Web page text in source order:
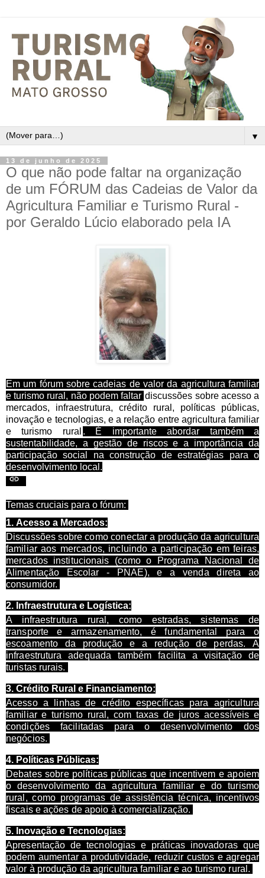
▼
13 de junho de 2025
O que não pode faltar na organização
de um FÓRUM das Cadeias de Valor da
Agricultura Familiar e Turismo Rural -
por Geraldo Lúcio elaborado pela IA
Em um fórum sobre cadeias de valor da agricultura familiar
e turismo rural, não podem faltar discussões sobre acesso a
mercados, infraestrutura, crédito rural, políticas públicas,
inovação e tecnologias, e a relação entre agricultura familiar
e turismo rural . É importante abordar também a
sustentabilidade, a gestão de riscos e a importância da
participação social na construção de estratégias para o
desenvolvimento local.
Temas cruciais para o fórum:
1. Acesso a Mercados:
Discussões sobre como conectar a produção da agricultura
familiar aos mercados, incluindo a participação em feiras,
mercados institucionais (como o Programa Nacional de
Alimentação Escolar - PNAE), e a venda direta ao
consumidor.
2. Infraestrutura e Logística:
A infraestrutura rural, como estradas, sistemas de
transporte e armazenamento, é fundamental para o
escoamento da produção e a redução de perdas. A
infraestrutura adequada também facilita a visitação de
turistas rurais.
3. Crédito Rural e Financiamento:
Acesso a linhas de crédito específicas para agricultura
familiar e turismo rural, com taxas de juros acessíveis e
condições facilitadas para o desenvolvimento dos
negócios.
4. Políticas Públicas:
Debates sobre políticas públicas que incentivem e apoiem
o desenvolvimento da agricultura familiar e do turismo
rural, como programas de assistência técnica, incentivos
fiscais e ações de apoio à comercialização.
5. Inovação e Tecnologias:
Apresentação de tecnologias e práticas inovadoras que
podem aumentar a produtividade, reduzir custos e agregar
valor à produção da agricultura familiar e ao turismo rural.